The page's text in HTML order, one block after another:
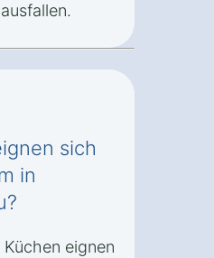
sich
in
eignen